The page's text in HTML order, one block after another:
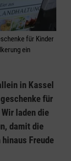
für Kinder
ein
in Kassel
für
laden die
damit die
Freude